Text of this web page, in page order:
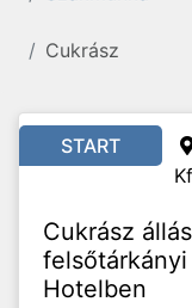
Cukrász
START
Cukrász
felsőtárkányi
Hotelben